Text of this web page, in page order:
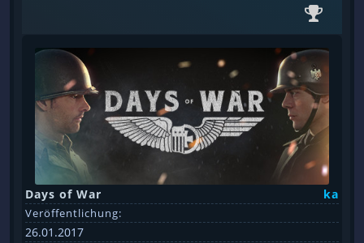
Days of War ka
Veröffentlichung:
26.01.2017